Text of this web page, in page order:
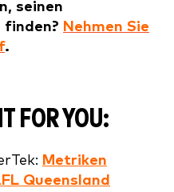
seinen
Nehmen Sie
.
FOR YOU:
Metriken
Queensland